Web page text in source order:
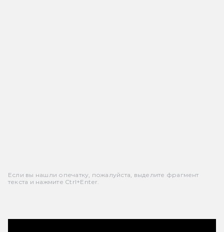
Если вы нашли опечатку, пожалуйста, выделите фрагмент
текста и нажмите Ctrl+Enter.